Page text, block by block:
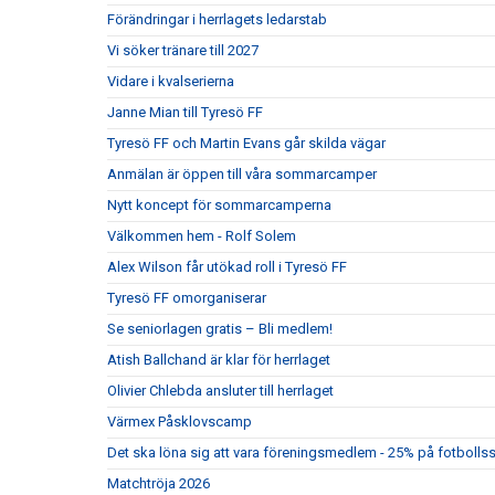
Förändringar i herrlagets ledarstab
Vi söker tränare till 2027
Vidare i kvalserierna
Janne Mian till Tyresö FF
Tyresö FF och Martin Evans går skilda vägar
Anmälan är öppen till våra sommarcamper
Nytt koncept för sommarcamperna
Välkommen hem - Rolf Solem
Alex Wilson får utökad roll i Tyresö FF
Tyresö FF omorganiserar
Se seniorlagen gratis – Bli medlem!
Atish Ballchand är klar för herrlaget
Olivier Chlebda ansluter till herrlaget
Värmex Påsklovscamp
Det ska löna sig att vara föreningsmedlem - 25% på
Matchtröja 2026